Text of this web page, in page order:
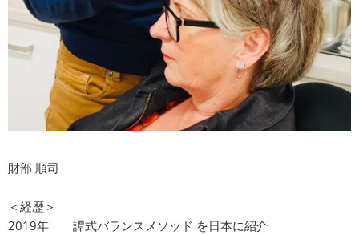
財部 順司
＜経歴＞
2019年 譚式バランスメソッド を日本に紹介